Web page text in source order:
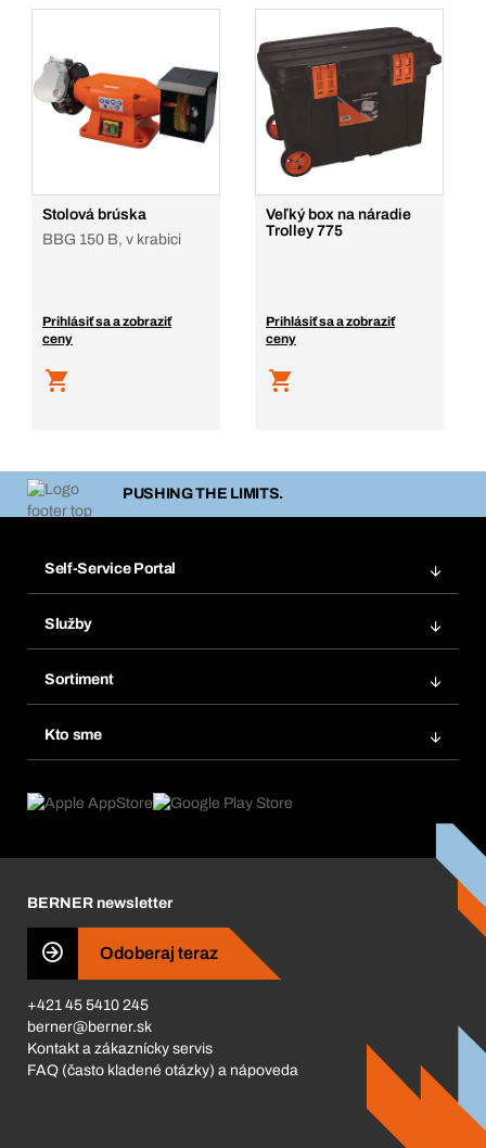
Stolová brúska
BBG 150 B, v krabici
Prihlásiť sa a zobraziť
ceny
Veľký box na náradie
Trolley 775
Prihlásiť sa a zobraziť
ceny
PUSHING THE LIMITS.
Self-Service Portal
Obľúbené
Opakované objednávky
Predplatné
Služby
Chemická databáza
eProcurement
Produktový poradca
Sortiment
Kto sme
Čo nás poháňa
Business Conduct
BERNER newsletter
Odoberaj teraz
+421 45 5410 245
berner@berner.sk
Kontakt a zákaznícky servis
FAQ (často kladené otázky) a nápoveda